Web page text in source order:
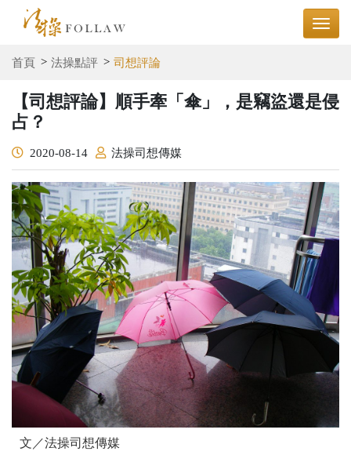
首頁 法操點評 司想評論
【司想評論】順手牽「傘」，是竊盜還是侵
占？
2020-08-14 法操司想傳媒
文／法操司想傳媒